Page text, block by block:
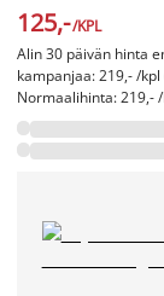
125,-/KPL
Alin 30 päivän hinta
kampanjaa: 219,- /kpl
Normaalihinta: 219,-